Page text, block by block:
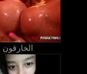
الخارقون